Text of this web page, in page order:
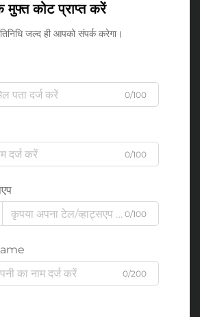
मुफ्त कोट प्राप्त करें
जल्द ही आपको संपर्क करेगा।
0/100
0/100
0/100
0/200